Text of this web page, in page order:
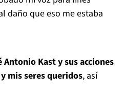
daño que eso me estaba
Antonio Kast y sus acciones
mis seres queridos, así